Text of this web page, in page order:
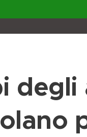
degli